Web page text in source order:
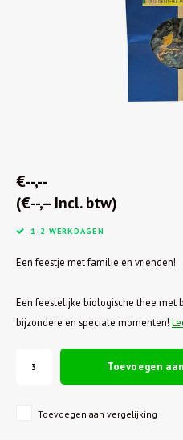
€--,--
(€--,-- Incl. btw)
1-2 WERKDAGEN
Een feestje met familie en vrienden!
Een feestelijke biologische thee met
bijzondere en speciale momenten!
Toevoegen
Toevoegen aan vergelijking